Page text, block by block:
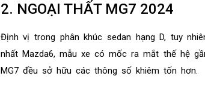
2. NGOẠI THẤT MG7 2024
Định vị trong phân khúc sedan hạng D, tuy
nhất Mazda6, mẫu xe có mốc ra mắt thế hệ
MG7 đều sở hữu các thông số khiêm tốn hơn.